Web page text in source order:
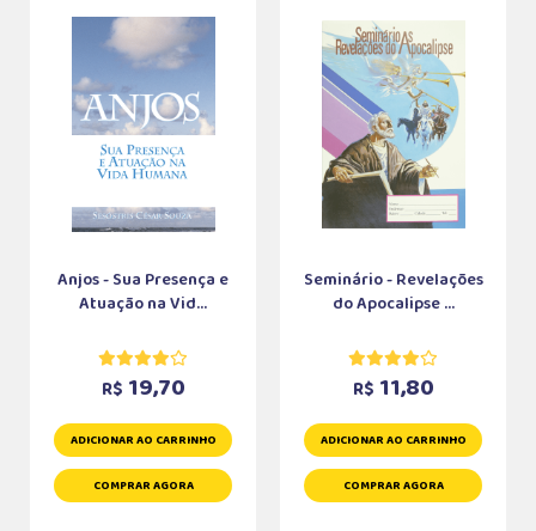
Anjos - Sua Presença e
Atuação na Vid...
R$ 19,70
ADICIONAR AO CARRINHO
COMPRAR AGORA
Seminário - Revelações
do Apocalipse ...
R$ 11,80
ADICIONAR AO CARRINHO
COMPRAR AGORA